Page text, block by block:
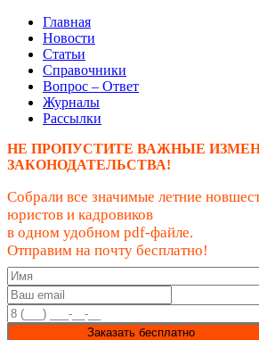
Главная
Новости
Статьи
Справочники
Вопрос – Ответ
Журналы
Рассылки
НЕ ПРОПУСТИТЕ ВАЖНЫЕ
ЗАКОНОДАТЕЛЬСТВА!
Собрали все значимые летние
юристов и кадровиков
в одном удобном pdf-файле.
Отправим на почту бесплатно!
Заказать бесплатно